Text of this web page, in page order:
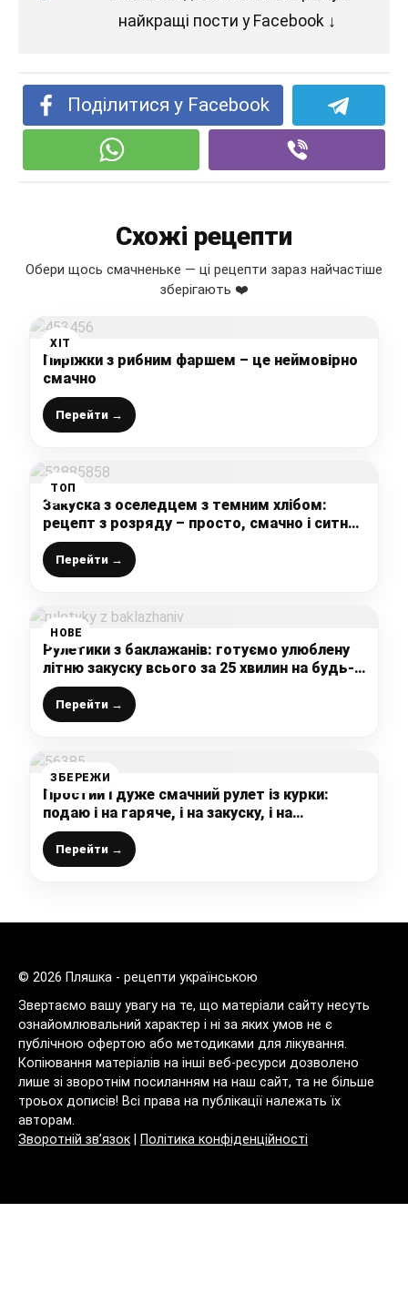
найкращі пости у Facebook ↓
Поділитися у Facebook
Схожі рецепти
Обери щось смачненьке — ці рецепти зараз найчастіше
зберігають ❤️
ХІТ
Пиріжки з рибним фаршем – це неймовірно
смачно
Перейти →
ТОП
Закуска з оселедцем з темним хлібом:
рецепт з розряду – просто, смачно і ситно,
подаю до будь-якого столу
Перейти →
НОВЕ
Рулетики з баклажанів: готуємо улюблену
літню закуску всього за 25 хвилин на будь-
який стіл
Перейти →
ЗБЕРЕЖИ
Простий і дуже смачний рулет із курки:
подаю і на гаряче, і на закуску, і на
бутербродах – ідеальна заміна магазинній
ковбасі
Перейти →
© 2026 Пляшка - рецепти українською
Звертаємо вашу увагу на те, що матеріали сайту несуть
ознайомлювальний характер і ні за яких умов не є
публічною офертою або методиками для лікування.
Копіювання матеріалів на інші веб-ресурси дозволено
лише зі зворотнім посиланням на наш сайт, та не більше
троьох дописів! Всі права на публікації належать їх
авторам.
Зворотній зв’язок
Політика конфіденційності